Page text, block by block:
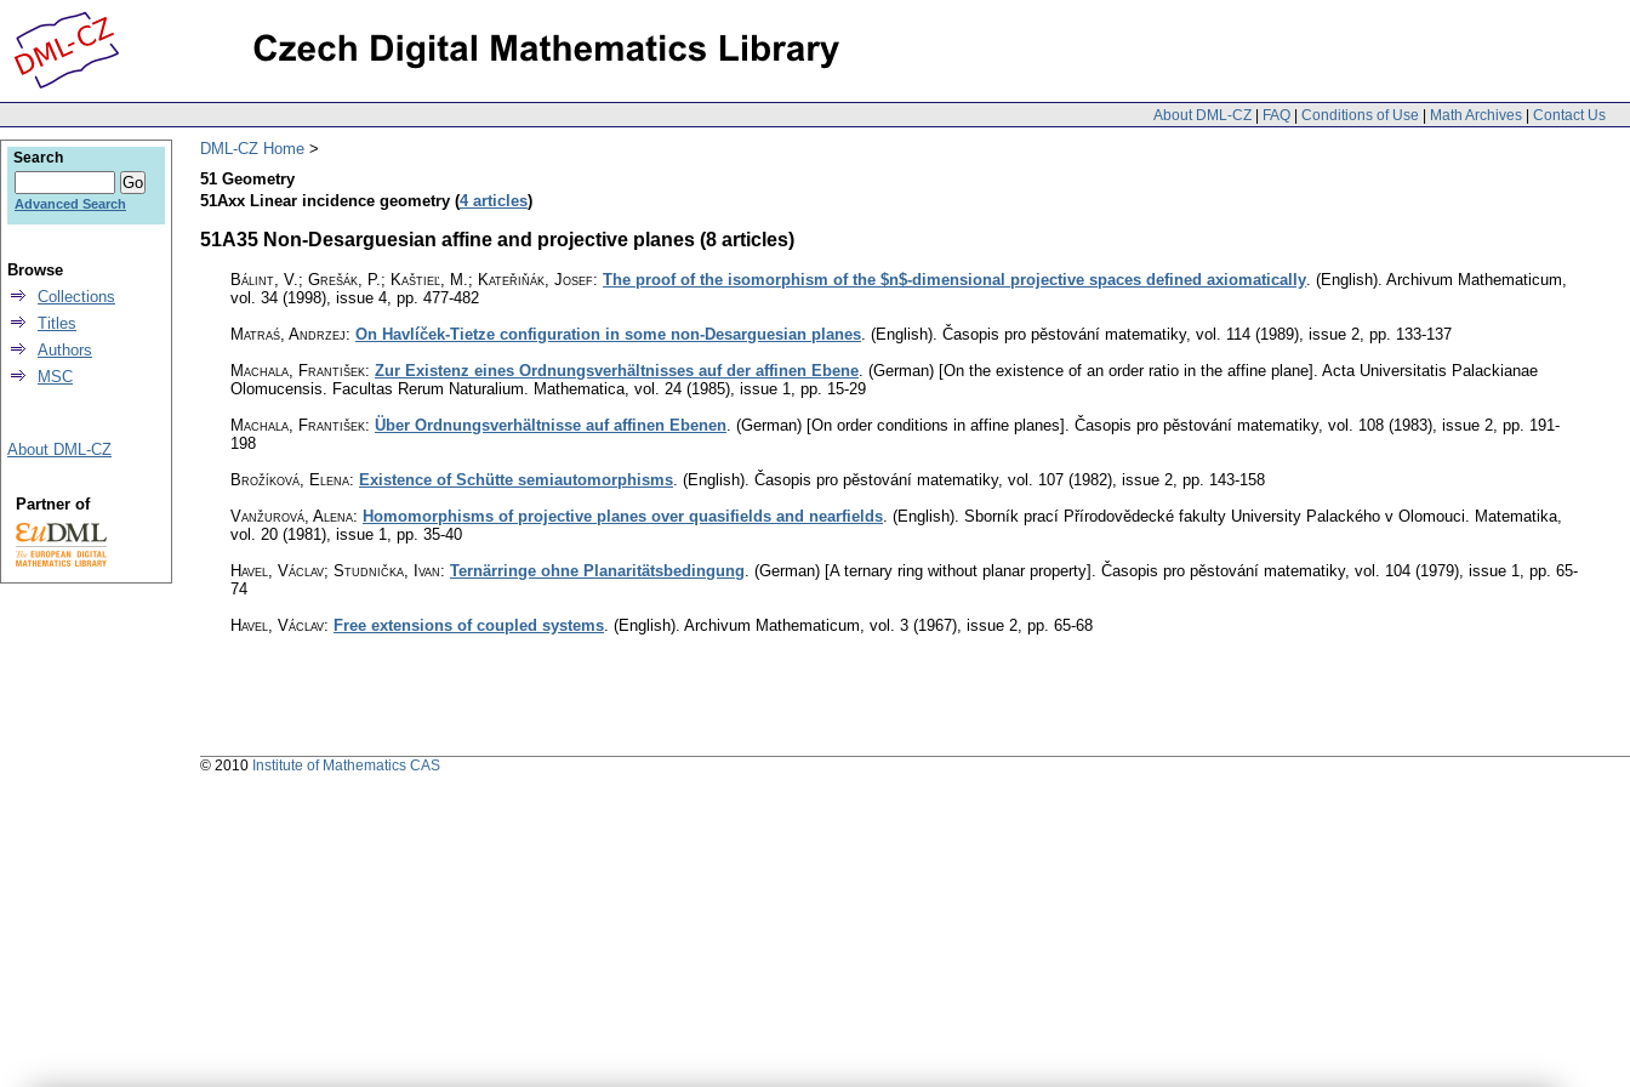
About DML-CZ | FAQ | Conditions of Use | Math Archives | Contact Us
DML-CZ Home
51 Geometry
51Axx Linear incidence geometry (4 articles)
51A35 Non-Desarguesian affine and projective planes (8 articles)
Bálint, V.; Grešák, P.; Kaštieľ, M.; Kateřiňák, Josef: The proof of the isomorphism of the $n$-dimensional projective spaces defined axiomatically (English). Archivum Mathematicum
vol. 34 (1998), issue 4 pp. 477-482
Matraś, Andrzej: On Havlíček-Tietze configuration in some non-Desarguesian planes (English). Časopis pro pěstování matematiky, vol. 114 (1989), issue 2 pp. 133-137
Machala, František: Zur Existenz eines Ordnungsverhältnisses auf der affinen Ebene (German) [On the existence of an order ratio in the affine plane]. Acta Universitatis Palackianae
Olomucensis. Facultas Rerum Naturalium. Mathematica vol. 24 (1985), issue 1
pp. 15-29
Machala, František: Über Ordnungsverhältnisse auf affinen Ebenen (German) [On order conditions in affine planes]. Časopis pro pěstování matematiky, vol. 108 (1983), issue 2 pp. 191-
198
Brožíková, Elena: Existence of Schütte semiautomorphisms (English). Časopis pro pěstování matematiky, vol. 107 (1982), issue 2 pp. 143-158
Vanžurová, Alena: Homomorphisms of projective planes over quasifields and nearfields (English). Sborník prací Přírodovědecké fakulty University Palackého v Olomouci. Matematika
vol. 20 (1981), issue 1
pp. 35-40
Havel, Václav; Studnička, Ivan: Ternärringe ohne Planaritätsbedingung (German) [A ternary ring without planar property]. Časopis pro pěstování matematiky, vol. 104 (1979), issue 1
pp. 65-
74
Havel, Václav: Free extensions of coupled systems (English). Archivum Mathematicum vol. 3 (1967), issue 2 pp. 65-68
Search
Advanced Search
Browse
Collections
Titles
Authors
MSC
About DML-CZ
Partner of
© 2010 Institute of Mathematics CAS